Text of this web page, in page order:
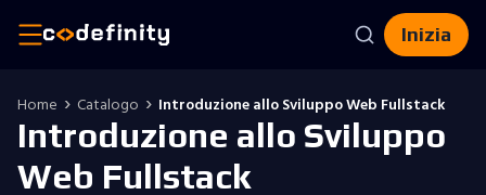
Inizia
Home Catalogo Introduzione allo Sviluppo Web Fullstack
Introduzione allo Sviluppo
Web Fullstack